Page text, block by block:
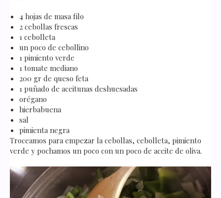
4 hojas de masa filo
2 cebollas frescas
1 cebolleta
un poco de cebollino
1 pimiento verde
1 tomate mediano
200 gr de queso feta
1 puñado de aceitunas deshuesadas
orégano
hierbabuena
sal
pimienta negra
Troceamos para empezar la cebollas, cebolleta, pimiento
verde y pochamos un poco con un poco de aceite de oliva.